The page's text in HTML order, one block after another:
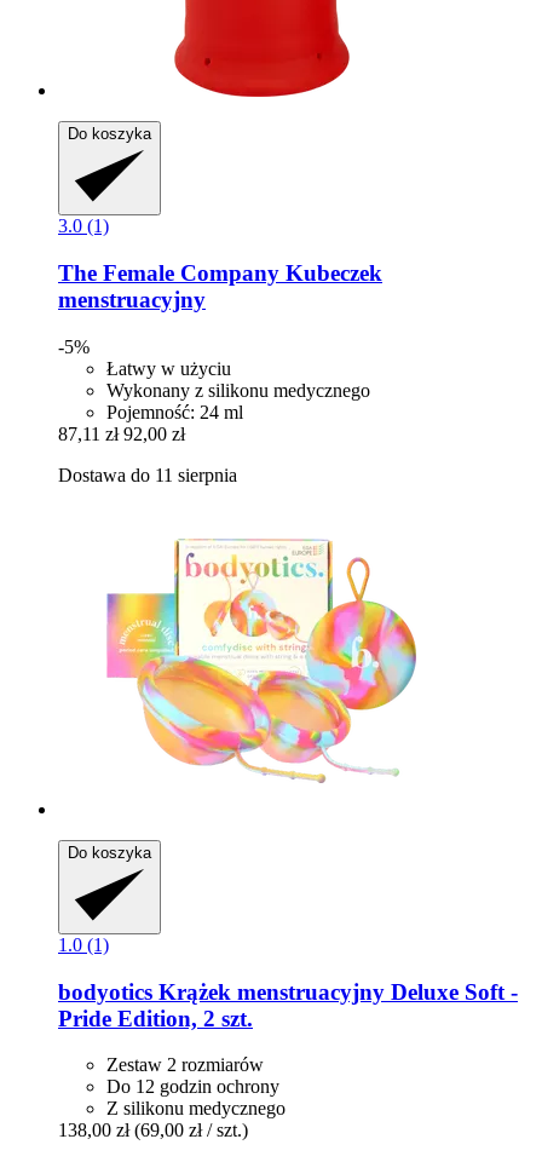
Do koszyka
3.0 (1)
The Female Company Kubeczek
menstruacyjny
-5%
Łatwy w użyciu
Wykonany z silikonu medycznego
Pojemność: 24 ml
87,11 zł 92,00 zł
Dostawa do 11 sierpnia
Do koszyka
1.0 (1)
bodyotics Krążek menstruacyjny Deluxe Soft -​
Pride Edition, 2 szt.
Zestaw 2 rozmiarów
Do 12 godzin ochrony
Z silikonu medycznego
138,00 zł (69,00 zł / szt.)